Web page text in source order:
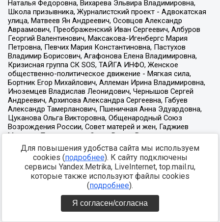
Для повышения удобства сайта мы используем
cookies (подробнее). К сайту подключены
сервисы Yandex.Metrika, LiveInternet, top.mail.ru,
которые также используют файлы cookies
(подробнее).
Я согласен/согласна